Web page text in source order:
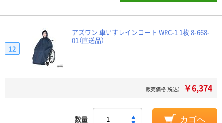
アズワン 車いすレインコート WRC-1 1枚 8-668-
01（直送品）
12
販売価格（税込） ￥6,374
数量 カゴへ